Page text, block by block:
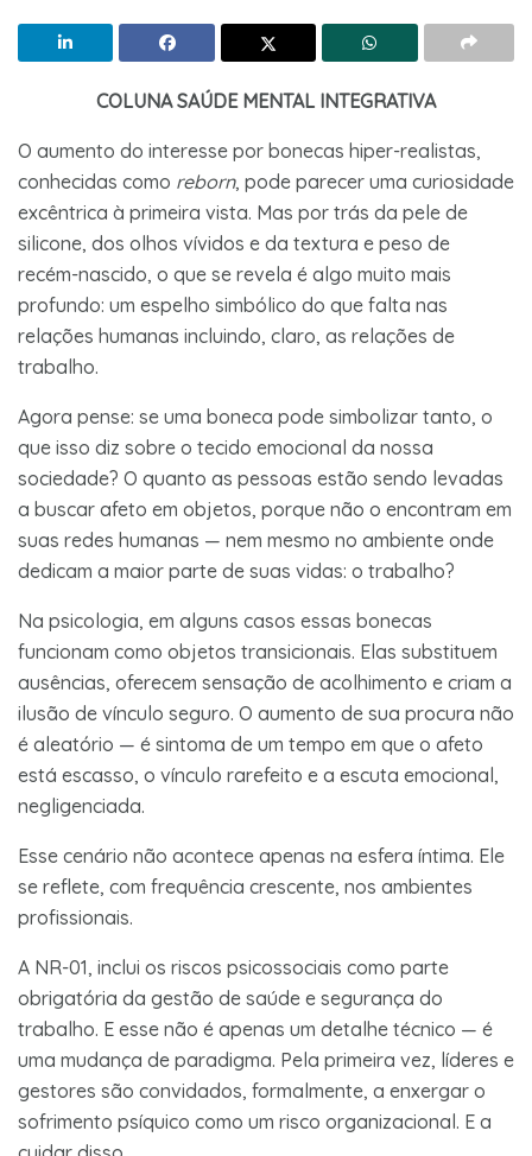
COLUNA SAÚDE MENTAL INTEGRATIVA
O aumento do interesse por bonecas hiper-realistas,
conhecidas como reborn, pode parecer uma curiosidade
excêntrica à primeira vista. Mas por trás da pele de
silicone, dos olhos vívidos e da textura e peso de
recém-nascido, o que se revela é algo muito mais
profundo: um espelho simbólico do que falta nas
relações humanas incluindo, claro, as relações de
trabalho.
Agora pense: se uma boneca pode simbolizar tanto, o
que isso diz sobre o tecido emocional da nossa
sociedade? O quanto as pessoas estão sendo levadas
a buscar afeto em objetos, porque não o encontram em
suas redes humanas — nem mesmo no ambiente onde
dedicam a maior parte de suas vidas: o trabalho?
Na psicologia, em alguns casos essas bonecas
funcionam como objetos transicionais. Elas substituem
ausências, oferecem sensação de acolhimento e criam a
ilusão de vínculo seguro. O aumento de sua procura não
é aleatório — é sintoma de um tempo em que o afeto
está escasso, o vínculo rarefeito e a escuta emocional,
negligenciada.
Esse cenário não acontece apenas na esfera íntima. Ele
se reflete, com frequência crescente, nos ambientes
profissionais.
A NR-01, inclui os riscos psicossociais como parte
obrigatória da gestão de saúde e segurança do
trabalho. E esse não é apenas um detalhe técnico — é
uma mudança de paradigma. Pela primeira vez, líderes e
gestores são convidados, formalmente, a enxergar o
sofrimento psíquico como um risco organizacional. E a